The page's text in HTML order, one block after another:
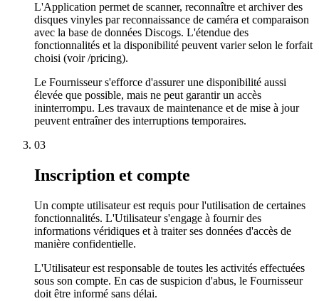
L'Application permet de scanner, reconnaître et archiver des
disques vinyles par reconnaissance de caméra et comparaison
avec la base de données Discogs. L'étendue des
fonctionnalités et la disponibilité peuvent varier selon le forfait
choisi (voir /pricing).
Le Fournisseur s'efforce d'assurer une disponibilité aussi
élevée que possible, mais ne peut garantir un accès
ininterrompu. Les travaux de maintenance et de mise à jour
peuvent entraîner des interruptions temporaires.
03
Inscription et compte
Un compte utilisateur est requis pour l'utilisation de certaines
fonctionnalités. L'Utilisateur s'engage à fournir des
informations véridiques et à traiter ses données d'accès de
manière confidentielle.
L'Utilisateur est responsable de toutes les activités effectuées
sous son compte. En cas de suspicion d'abus, le Fournisseur
doit être informé sans délai.